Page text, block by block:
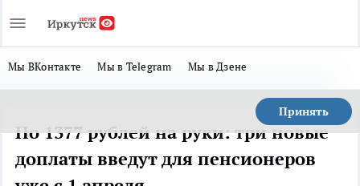
Мы ВКонтакте Мы в Telegram Мы в Дзене
Принять
По 1377 рублей на руки: три новые
доплаты введут для пенсионеров